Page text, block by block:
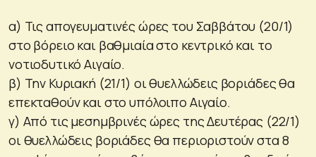
α) Τις απογευματινές ώρες του Σαββάτου (20/1)
στο βόρειο και βαθμιαία στο κεντρικό και το
νοτιοδυτικό Αιγαίο.
β) Την Κυριακή (21/1) οι θυελλώδεις βοριάδες θα
επεκταθούν και στο υπόλοιπο Αιγαίο.
γ) Από τις μεσημβρινές ώρες της Δευτέρας (22/1)
οι θυελλώδεις βοριάδες θα περιοριστούν στα 8